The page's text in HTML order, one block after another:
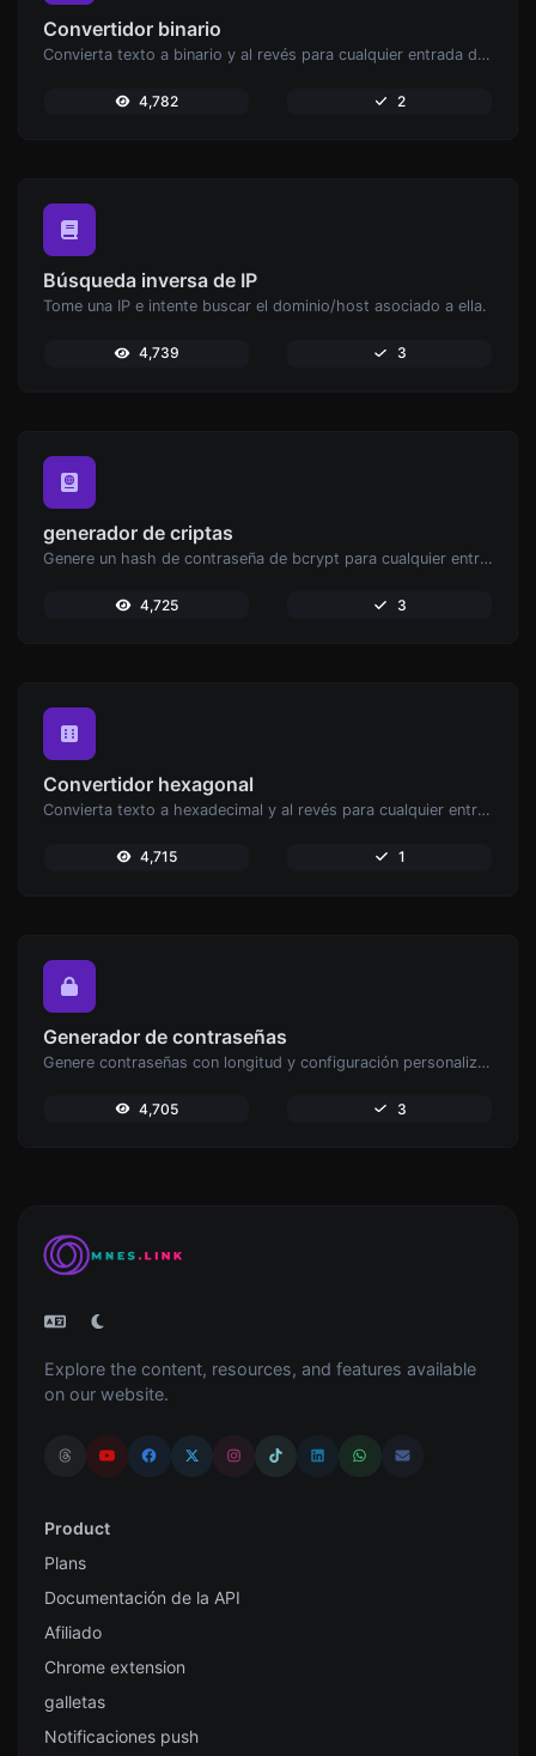
Convertidor binario
Convierta texto a binario y al revés para cualquier entrada de cadena.
4,782 2
Búsqueda inversa de IP
Tome una IP e intente buscar el dominio/host asociado a ella.
4,739 3
generador de criptas
Genere un hash de contraseña de bcrypt para cualquier entrada de cadena.
4,725 3
Convertidor hexagonal
Convierta texto a hexadecimal y al revés para cualquier entrada de cadena.
4,715 1
Generador de contraseñas
Genere contraseñas con longitud y configuración personalizadas.
4,705 3
Explore the content, resources, and features available
on our website.
Product
Plans
Documentación de la API
Afiliado
Chrome extension
galletas
Notificaciones push